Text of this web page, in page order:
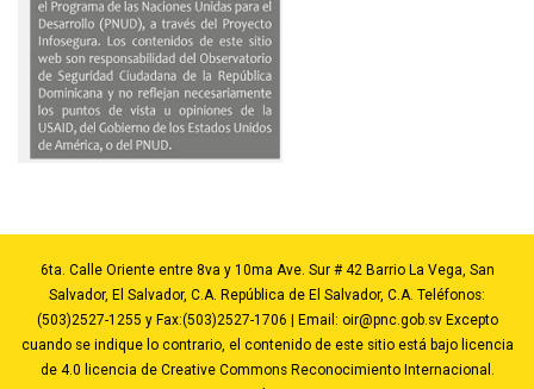
6ta. Calle Oriente entre 8va y 10ma Ave. Sur # 42 Barrio La Vega, San
Salvador, El Salvador, C.A. República de El Salvador, C.A. Teléfonos:
(503)2527-1255 y Fax:(503)2527-1706 | Email: oir@pnc.gob.svExcepto
cuando se indique lo contrario, el contenido de este sitio está bajo licencia
de 4.0 licencia de Creative Commons Reconocimiento Internacional.